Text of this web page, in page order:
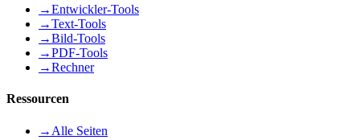
→Entwickler-Tools
→Text-Tools
→Bild-Tools
→PDF-Tools
→Rechner
Ressourcen
→ Alle Seiten